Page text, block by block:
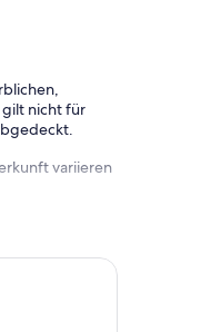
nicht für
variieren